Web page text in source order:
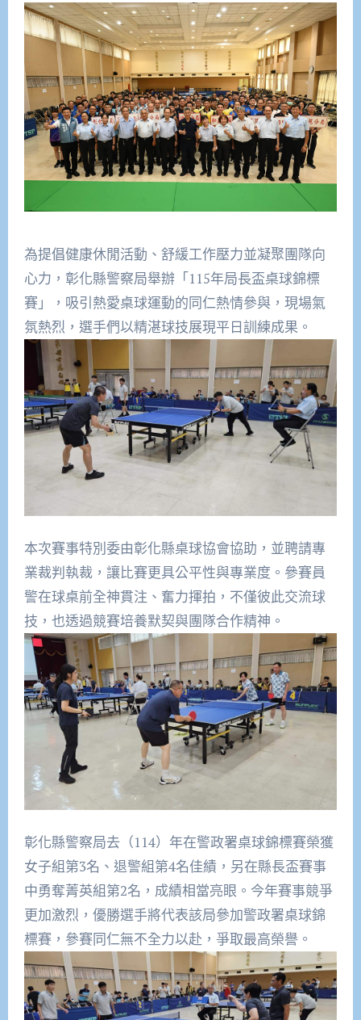
為提倡健康休閒活動、舒緩工作壓力並凝聚團隊向
心力，彰化縣警察局舉辦「115年局長盃桌球錦標
賽」，吸引熱愛桌球運動的同仁熱情參與，現場氣
氛熱烈，選手們以精湛球技展現平日訓練成果。
本次賽事特別委由彰化縣桌球協會協助，並聘請專
業裁判執裁，讓比賽更具公平性與專業度。參賽員
警在球桌前全神貫注、奮力揮拍，不僅彼此交流球
技，也透過競賽培養默契與團隊合作精神。
彰化縣警察局去（114）年在警政署桌球錦標賽榮獲
女子組第3名、退警組第4名佳績，另在縣長盃賽事
中勇奪菁英組第2名，成績相當亮眼。今年賽事競爭
更加激烈，優勝選手將代表該局參加警政署桌球錦
標賽，參賽同仁無不全力以赴，爭取最高榮譽。